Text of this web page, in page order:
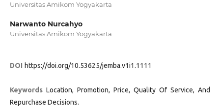
Universitas Amikom Yogyakarta
Narwanto Nurcahyo
Universitas Amikom Yogyakarta
DOI https://doi.org/10.53625/jemba.v1i1.1111
Keywords Location, Promotion, Price, Quality Of Service, And
Repurchase Decisions.